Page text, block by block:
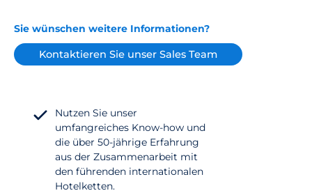
Sie wünschen weitere Informationen?
Kontaktieren Sie unser Sales Team
Nutzen Sie unser
umfangreiches Know-how und
die über 50-jährige Erfahrung
aus der Zusammenarbeit mit
den führenden internationalen
Hotelketten.